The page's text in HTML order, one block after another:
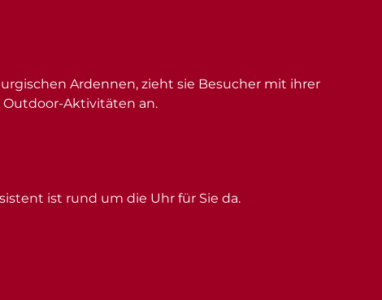
ist rund um die Uhr für Sie da.
Ardennen, zieht sie Besucher mit ihrer
Aktivitäten an.